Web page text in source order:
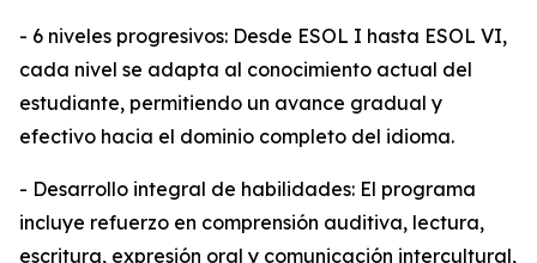
- 6 niveles progresivos: Desde ESOL I hasta ESOL VI,
cada nivel se adapta al conocimiento actual del
estudiante, permitiendo un avance gradual y
efectivo hacia el dominio completo del idioma.
- Desarrollo integral de habilidades: El programa
incluye refuerzo en comprensión auditiva, lectura,
escritura, expresión oral y comunicación intercultural,